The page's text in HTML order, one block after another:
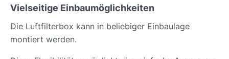
Vielseitige Einbaumöglichkeiten
Die Luftfilterbox kann in beliebiger Einbaulage
montiert werden.